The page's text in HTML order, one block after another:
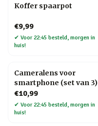
Koffer spaarpot
€9,99
✔ Voor 22:45 besteld, morgen in
huis!
Cameralens voor
smartphone (set van 3)
€10,99
✔ Voor 22:45 besteld, morgen in
huis!